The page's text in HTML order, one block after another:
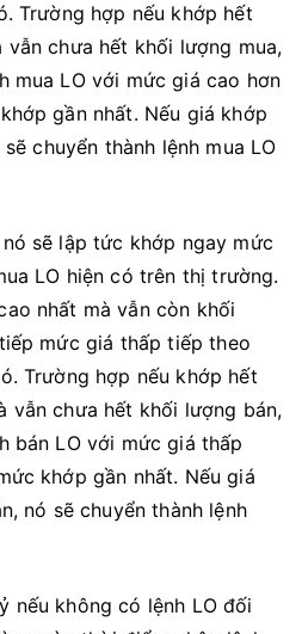
Trường hợp nếu khớp hết
vẫn chưa hết khối lượng mua,
mua LO với mức giá cao hơn
gần nhất. Nếu giá khớp
chuyển thành lệnh mua LO
nó sẽ lập tức khớp ngay mức
LO hiện có trên thị trường.
nhất mà vẫn còn khối
mức giá thấp tiếp theo
Trường hợp nếu khớp hết
vẫn chưa hết khối lượng bán,
bán LO với mức giá thấp
khớp gần nhất. Nếu giá
nó sẽ chuyển thành lệnh
nếu không có lệnh LO đối